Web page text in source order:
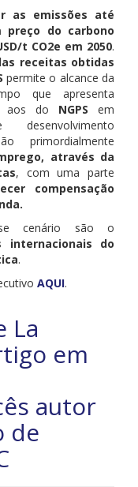
as emissões até
preço do carbono
t CO2e em 2050.
receitas obtidas
permite o alcance da
que apresenta
aos do NGPS em
primordialmente
através da
, com uma parte
compensação
cenário são o
internacionais do
.
AQUI.
La
em
autor
de